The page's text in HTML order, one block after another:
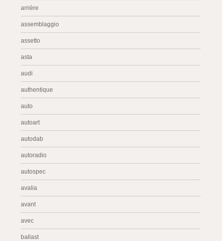
arrière
assemblaggio
assetto
asta
audi
authentique
auto
autoart
autodab
autoradio
autospec
avalia
avant
avec
ballast